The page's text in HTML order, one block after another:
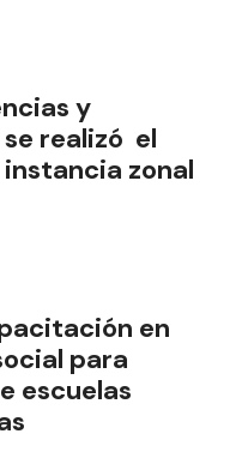
y
realizó el
zonal
en
para
escuelas